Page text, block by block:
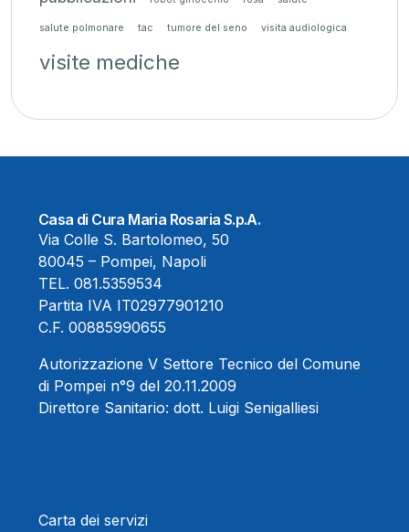
salute polmonare tac tumore del seno visita audiologica
visite mediche
Casa di Cura Maria Rosaria S.p.A.
Via Colle S. Bartolomeo, 50
80045 – Pompei, Napoli
TEL. 081.5359534
Partita IVA IT02977901210
C.F. 00885990655
Autorizzazione V Settore Tecnico del Comune
di Pompei n°9 del 20.11.2009
Direttore Sanitario: dott. Luigi Senigalliesi
Carta dei servizi